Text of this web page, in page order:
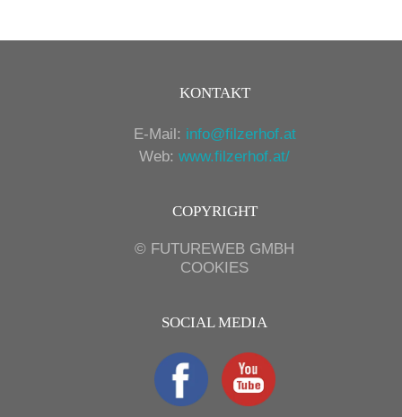
KONTAKT
E-Mail: info@filzerhof.at
Web: www.filzerhof.at/
COPYRIGHT
© FUTUREWEB GMBH
COOKIES
SOCIAL MEDIA